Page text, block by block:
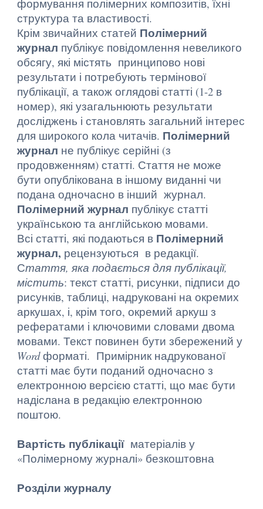
формування полімерних композитів, їхні
структура та властивості.
Крім звичайних статей Полімерний
журнал публікує повідомлення невеликого
обсягу, які містять принципово нові
результати і потребують термінової
публікації, а також оглядові статті (1-2 в
номер), які узагальнюють результати
досліджень і становлять загальний інтерес
для широкого кола читачів. Полімерний
журнал не публікує серійні (з
продовженням) статті. Стаття не може
бути опублікована в іншому виданні чи
подана одночасно в інший журнал.
Полімерний журнал публікує статті
українською та англійською мовами.
Всі статті, які подаються в Полімерний
журнал, рецензуються в редакції.
Стаття, яка подається для публікації,
містить: текст статті, рисунки, підписи до
рисунків, таблиці, надруковані на окремих
аркушах, і, крім того, окремий аркуш з
рефератами і ключовими словами двома
мовами. Текст повинен бути збережений у
Wordформаті. Примірник надрукованої
статті має бути поданий одночасно з
електронною версією статті, що має бути
надіслана в редакцію електронною
поштою.
Вартість публікації матеріалів у
«Полімерному журналі» безкоштовна
Розділи журналу